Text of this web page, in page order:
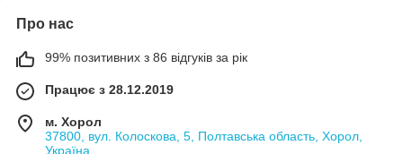
Про нас
99% позитивних з 86 відгуків за рік
Працює з 28.12.2019
м. Хорол
37800, вул. Колоскова, 5, Полтавська область, Хорол,
Україна